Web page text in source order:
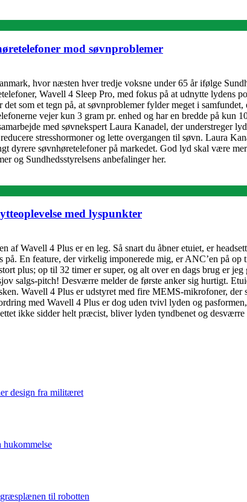
mod søvnproblemer
hvor næsten hver tredje voksne under 65 år ifølge
Wavell 4 Sleep Pro, med fokus på at udnytte lydens
som et tegn på, at søvnproblemer fylder meget i
vejer kun 3 gram pr. enhed og har en bredde på
med søvnekspert Laura Kanadel, der
stresshormoner og lette overgangen til søvn. Laura
dyrere søvnhøretelefoner på markedet. God lyd skal være
og Sundhedsstyrelsens anbefalinger her.
med lyspunkter
af Wavell 4 Plus er en leg. Så snart du åbner etuiet, er
En feature, der virkelig imponerede mig, er ANC’en på
plus; op til 32 timer er super, og alt over en dags brug er
salgs-pitch! Desværre melder de første anker sig hurtigt.
Wavell 4 Plus er udstyret med fire MEMS-mikrofoner,
med Wavell 4 Plus er dog uden tvivl lyden og
ikke sidder helt præcist, bliver lyden tyndbenet og
design fra militæret
til robotten